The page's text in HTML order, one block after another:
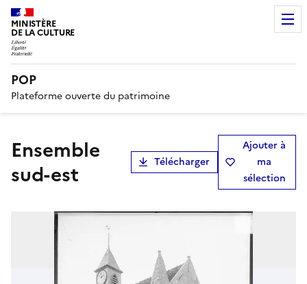
MINISTÈRE
DE LA CULTURE
POP
Plateforme ouverte du patrimoine
Ensemble
sud-est
Télécharger
Ajouter à
ma
sélection